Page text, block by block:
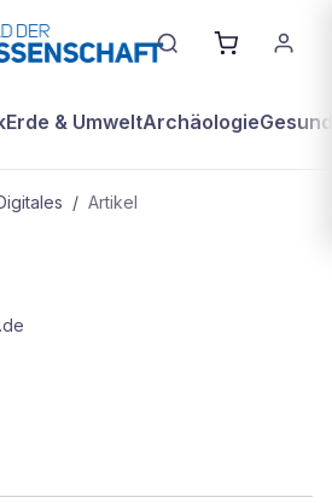
Erde & UmweltArchäologie
/ Artikel
entwickelt
mit